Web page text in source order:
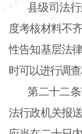
县级司法
度考核材料不
性告知基层法
时可以进行调查
第二十二条
法行政机关报